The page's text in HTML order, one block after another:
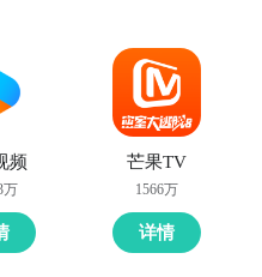
频
万
芒果TV
1566万
详情